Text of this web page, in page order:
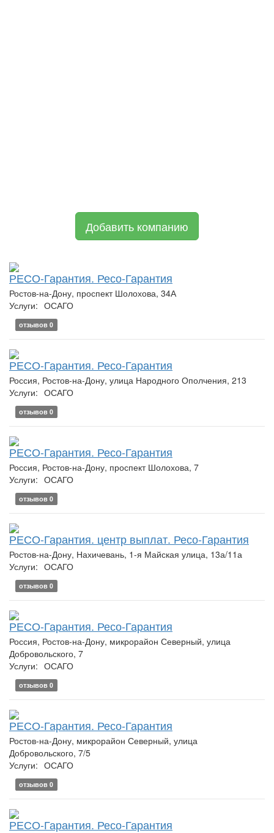
Добавить компанию
РЕСО-Гарантия. Ресо-Гарантия
Ростов-на-Дону, проспект Шолохова, 34А
Услуги: ОСАГО
отзывов 0
РЕСО-Гарантия. Ресо-Гарантия
Россия, Ростов-на-Дону, улица Народного Ополчения, 213
Услуги: ОСАГО
отзывов 0
РЕСО-Гарантия. Ресо-Гарантия
Россия, Ростов-на-Дону, проспект Шолохова, 7
Услуги: ОСАГО
отзывов 0
РЕСО-Гарантия. центр выплат. Ресо-Гарантия
Ростов-на-Дону, Нахичевань, 1-я Майская улица, 13а/11а
Услуги: ОСАГО
отзывов 0
РЕСО-Гарантия. Ресо-Гарантия
Россия, Ростов-на-Дону, микрорайон Северный, улица
Добровольского, 7
Услуги: ОСАГО
отзывов 0
РЕСО-Гарантия. Ресо-Гарантия
Ростов-на-Дону, микрорайон Северный, улица
Добровольского, 7/5
Услуги: ОСАГО
отзывов 0
РЕСО-Гарантия. Ресо-Гарантия